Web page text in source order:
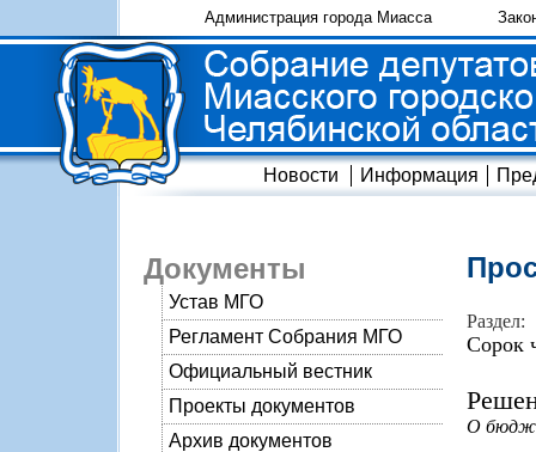
Администрация города Миасса
Новости Информация
Документы
Устав МГО
Регламент Собрания МГО
Официальный вестник
Проекты документов
Архив документов
Раздел:
Сорок
О